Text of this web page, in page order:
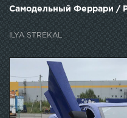
Самодельный Феррари /
ILYA STREKAL